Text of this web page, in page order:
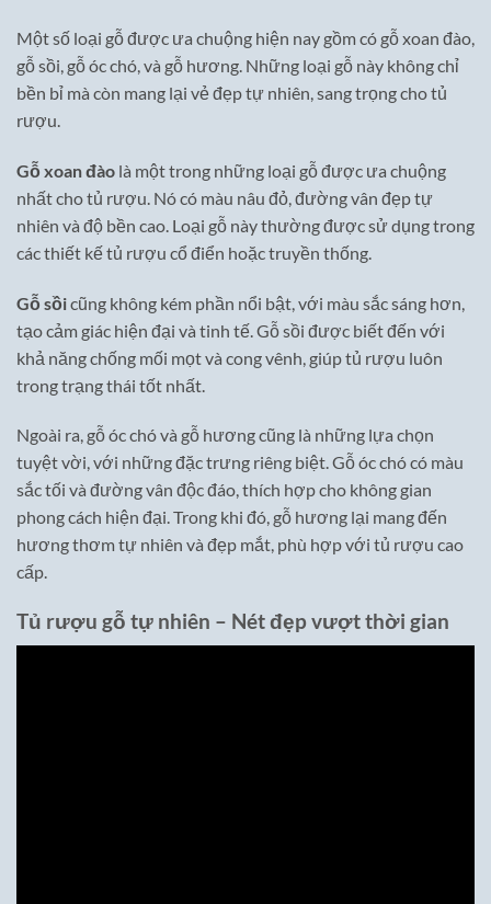
Một số loại gỗ được ưa chuộng hiện nay gồm có gỗ xoan đào,
gỗ sồi, gỗ óc chó, và gỗ hương. Những loại gỗ này không chỉ
bền bỉ mà còn mang lại vẻ đẹp tự nhiên, sang trọng cho tủ
rượu.
Gỗ xoan đào là một trong những loại gỗ được ưa chuộng
nhất cho tủ rượu. Nó có màu nâu đỏ, đường vân đẹp tự
nhiên và độ bền cao. Loại gỗ này thường được sử dụng trong
các thiết kế tủ rượu cổ điển hoặc truyền thống.
Gỗ sồicũng không kém phần nổi bật, với màu sắc sáng hơn,
tạo cảm giác hiện đại và tinh tế. Gỗ sồi được biết đến với
khả năng chống mối mọt và cong vênh, giúp tủ rượu luôn
trong trạng thái tốt nhất.
Ngoài ra, gỗ óc chó và gỗ hương cũng là những lựa chọn
tuyệt vời, với những đặc trưng riêng biệt. Gỗ óc chó có màu
sắc tối và đường vân độc đáo, thích hợp cho không gian
phong cách hiện đại. Trong khi đó, gỗ hương lại mang đến
hương thơm tự nhiên và đẹp mắt, phù hợp với tủ rượu cao
cấp.
Tủ rượu gỗ tự nhiên – Nét đẹp vượt thời gian